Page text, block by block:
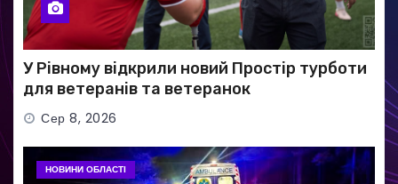
У Рівному відкрили новий Простір турботи
для ветеранів та ветеранок
Сер 8, 2026
НОВИНИ ОБЛАСТІ